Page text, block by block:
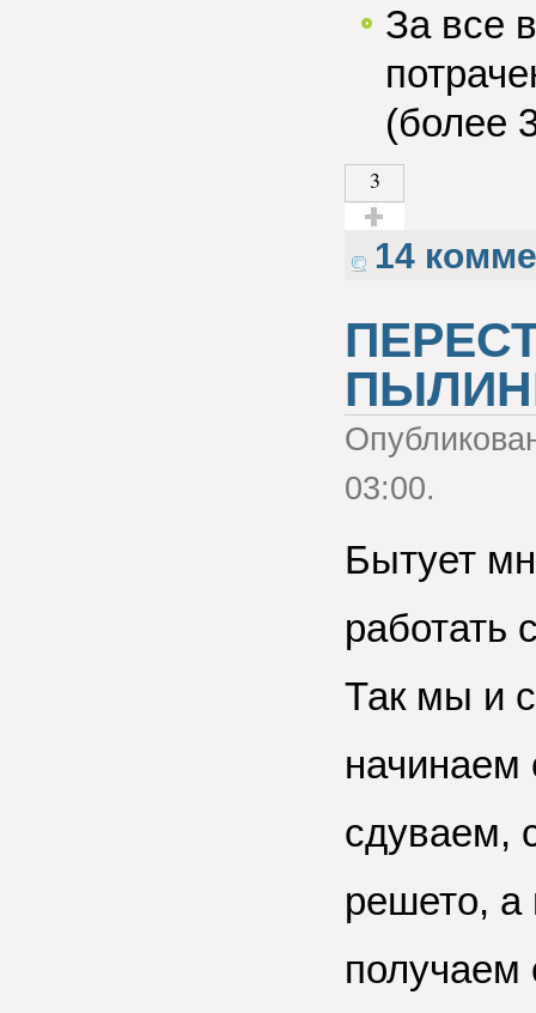
За все
(более
3
Голос за!
14
03:00.
Бытует
работать
Так мы и
начинаем
сдуваем,
решето, а